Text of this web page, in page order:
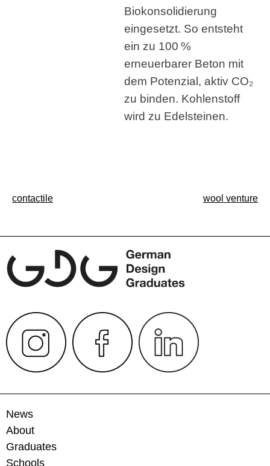
Biokonsolidierung
eingesetzt. So entsteht
ein zu 100 %
erneuerbarer Beton mit
dem Potenzial, aktiv CO₂
zu binden. Kohlenstoff
wird zu Edelsteinen.
Post
contactile wool venture
News
About
Graduates
Schools